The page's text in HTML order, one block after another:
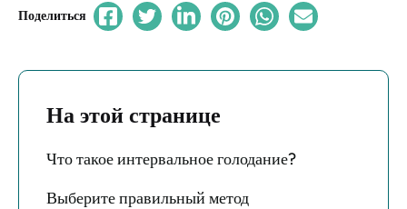
Поделиться
На этой странице
Что такое интервальное голодание?
Выберите правильный метод